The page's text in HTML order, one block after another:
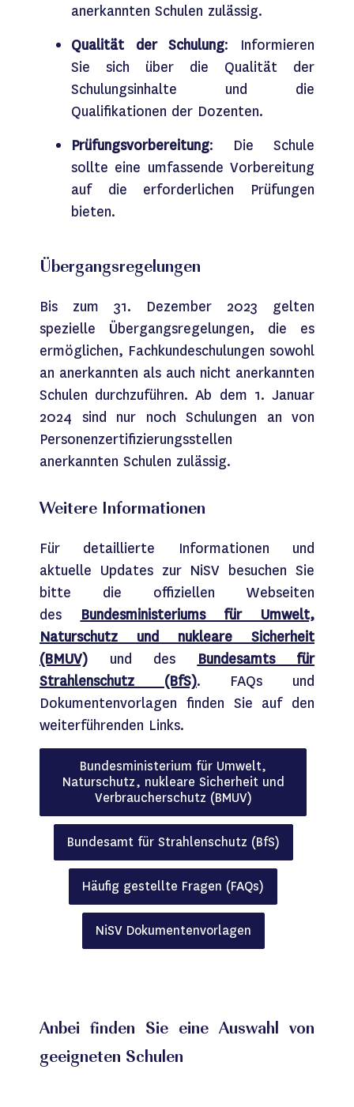
anerkannten Schulen zulässig.
Qualität der Schulung: Informieren
Sie sich über die Qualität der
Schulungsinhalte und die
Qualifikationen der Dozenten.
Prüfungsvorbereitung: Die Schule
sollte eine umfassende Vorbereitung
auf die erforderlichen Prüfungen
bieten.
Übergangsregelungen
Bis zum 31. Dezember 2023 gelten
spezielle Übergangsregelungen, die es
ermöglichen, Fachkundeschulungen sowohl
an anerkannten als auch nicht anerkannten
Schulen durchzuführen. Ab dem 1. Januar
2024 sind nur noch Schulungen an von
Personenzertifizierungsstellen
anerkannten Schulen zulässig.
Weitere Informationen
Für detaillierte Informationen und
aktuelle Updates zur NiSV besuchen Sie
bitte die offiziellen Webseiten
des Bundesministeriums für Umwelt,
Naturschutz und nukleare Sicherheit
(BMUV) und des
Bundesamts für
Strahlenschutz (BfS). FAQs und
Dokumentenvorlagen finden Sie auf den
weiterführenden Links.
Bundesministerium für Umwelt,
Naturschutz, nukleare Sicherheit und
Verbraucherschutz (BMUV)
Bundesamt für Strahlenschutz (BfS)
Häufig gestellte Fragen (FAQs)
NiSV Dokumentenvorlagen
Anbei finden Sie eine Auswahl von
geeigneten Schulen